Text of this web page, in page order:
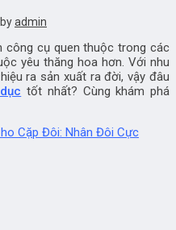
byadmin
cụ quen thuộc trong các
yêu thăng hoa hơn. Với nhu
ra sản xuất ra đời, vậy đâu
tốt nhất? Cùng khám phá
Cặp Đôi: Nhân Đôi Cực